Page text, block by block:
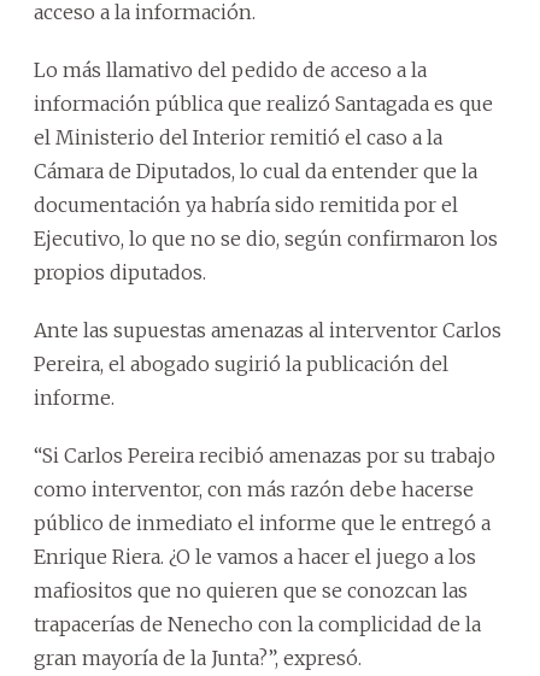
acceso a la información.
Lo más llamativo del pedido de acceso a la
información pública que realizó Santagada es que
el Ministerio del Interior remitió el caso a la
Cámara de Diputados, lo cual da entender que la
documentación ya habría sido remitida por el
Ejecutivo, lo que no se dio, según confirmaron los
propios diputados.
Ante las supuestas amenazas al interventor Carlos
Pereira, el abogado sugirió la publicación del
informe.
“Si Carlos Pereira recibió amenazas por su trabajo
como interventor, con más razón debe hacerse
público de inmediato el informe que le entregó a
Enrique Riera. ¿O le vamos a hacer el juego a los
mafiositos que no quieren que se conozcan las
trapacerías de Nenecho con la complicidad de la
gran mayoría de la Junta?”, expresó.